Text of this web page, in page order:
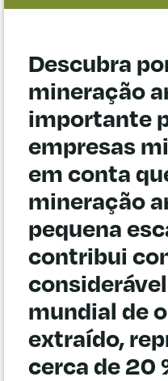
Descubra
mineração
importante
empresas
em conta
mineração
pequena
contribui
mundial de
extraído,
cerca de 20